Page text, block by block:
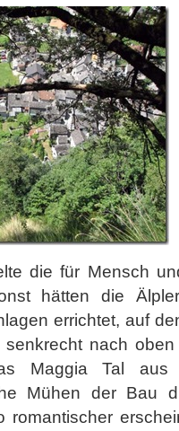
die für Mensch
hätten die
errichtet, auf
senkrecht nach
Maggia Tal aus
Mühen der Bau
romantischer